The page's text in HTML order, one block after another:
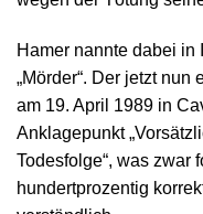
Hamer nannte dabei
„Mörder“. Der jetzt
am 19. April 1989 in
Anklagepunkt
Todesfolge“, was zwar
hundertprozentig